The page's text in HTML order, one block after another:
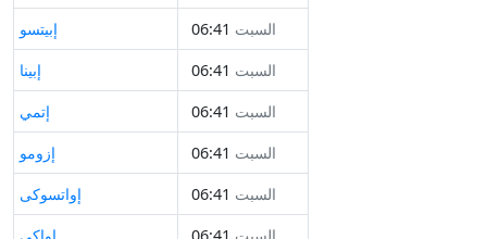
إبيتسو
السبت 06:41
إبينا
السبت 06:41
إتمي
السبت 06:41
إزومو
السبت 06:41
إواتسوكى
السبت 06:41